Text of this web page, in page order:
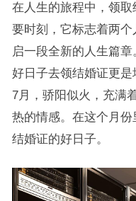
在人生的旅程中，领
要时刻，它标志着两
启一段全新的人生篇
好日子去领结婚证更是
7月，骄阳似火，充满
热的情感。在这个月
结婚证的好日子。